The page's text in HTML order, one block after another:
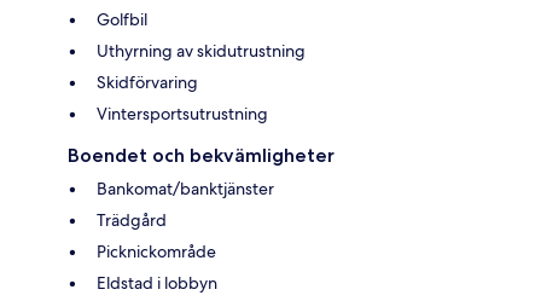
Golfbil
Uthyrning av skidutrustning
Skidförvaring
Vintersportsutrustning
Boendet och bekvämligheter
Bankomat/banktjänster
Trädgård
Picknickområde
Eldstad i lobbyn